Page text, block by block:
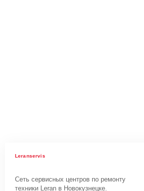
Leranservis
Сеть сервисных центров по ремонту
техники Leran в Новокузнецке.